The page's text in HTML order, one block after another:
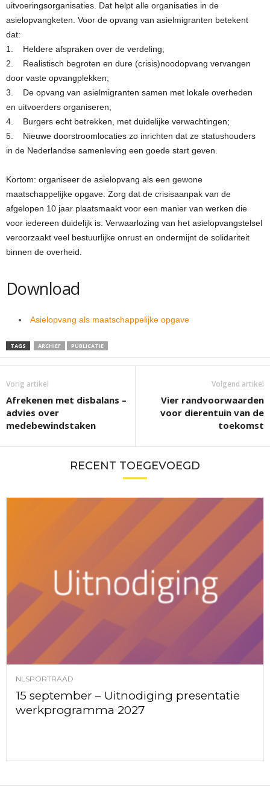
uitvoeringsorganisaties. Dat helpt alle organisaties in de
asielopvangketen. Voor de opvang van asielmigranten betekent
dat:
1. Heldere afspraken over de verdeling;
2. Realistisch begroten en dure (crisis)noodopvang vervangen
door vaste opvangplekken;
3. De opvang van asielmigranten samen met lokale overheden
en uitvoerders organiseren;
4. Burgers echt betrekken, met duidelijke verwachtingen;
5. Nieuwe doorstroomlocaties zo inrichten dat ze statushouders
in de Nederlandse samenleving een goede start geven.
Kortom: organiseer de asielopvang als een gewone
maatschappelijke opgave. Zorg dat de crisisaanpak van de
afgelopen 10 jaar plaatsmaakt voor een manier van werken die
voor iedereen duidelijk is. Verwaarlozing van het asielopvangstelsel
veroorzaakt veel bestuurlijke onrust en ondermijnt de solidariteit
binnen de overheid.
Download
Asielopvang als maatschappelijke opgave
TAGS ARCHIEF PUBLICATIE
Vorig artikel
Afrekenen met disbalans –
advies over
medebewindstaken
Volgend artikel
Vier randvoorwaarden
voor dierentuin van de
toekomst
RECENT TOEGEVOEGD
NLSPORTRAAD
15 september – Uitnodiging presentatie
werkprogramma 2027